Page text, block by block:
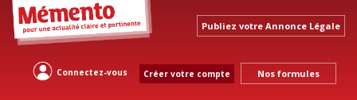
Publiez votre Annonce Légale
Connectez-vous Créer votre compte Nos formules